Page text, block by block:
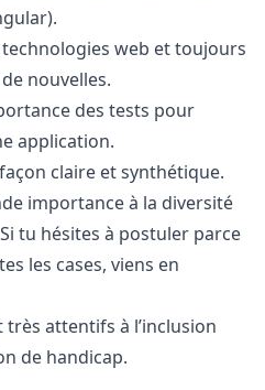
technologies web et toujours
nouvelles.
des tests pour
application.
claire et synthétique.
importance à la diversité
tu hésites à postuler parce
les cases, viens en
attentifs à l’inclusion
de handicap.